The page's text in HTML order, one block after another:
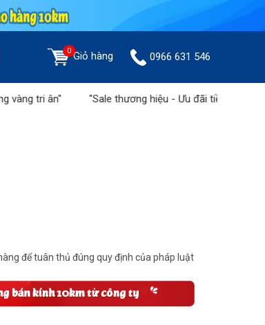
0 Giỏ hàng 0966 631 546
ân" "Sale thương hiệu - Ưu đãi tiền triệu" tại Sàn
để tuân thủ đúng quy định của pháp luật